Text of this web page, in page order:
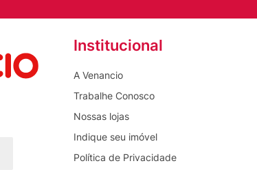
Institucional
A Venancio
Trabalhe Conosco
Nossas lojas
Indique seu imóvel
Política de Privacidade